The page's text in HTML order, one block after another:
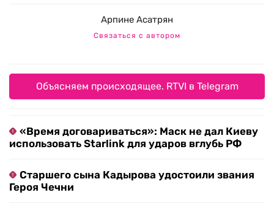
Арпине Асатрян
Связаться с автором
Объясняем происходящее. RTVI в Telegram
«Время договариваться»: Маск не дал Киеву
использовать Starlink для ударов вглубь РФ
Старшего сына Кадырова удостоили звания
Героя Чечни